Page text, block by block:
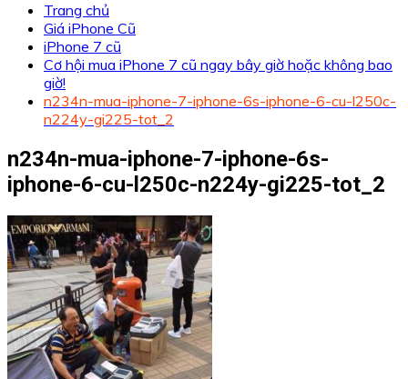
Trang chủ
Giá iPhone Cũ
iPhone 7 cũ
Cơ hội mua iPhone 7 cũ ngay bây giờ hoặc không bao
giờ!
n234n-mua-iphone-7-iphone-6s-iphone-6-cu-l250c-
n224y-gi225-tot_2
n234n-mua-iphone-7-iphone-6s-
iphone-6-cu-l250c-n224y-gi225-tot_2